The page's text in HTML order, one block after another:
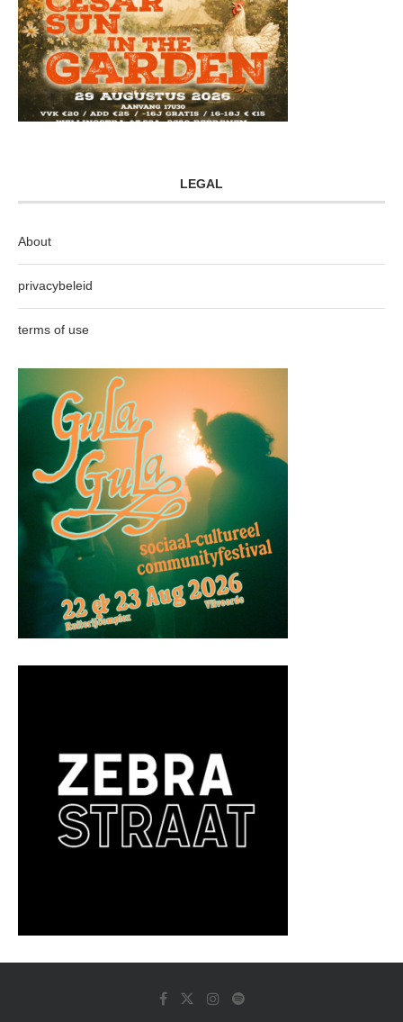
LEGAL
About
privacybeleid
terms of use